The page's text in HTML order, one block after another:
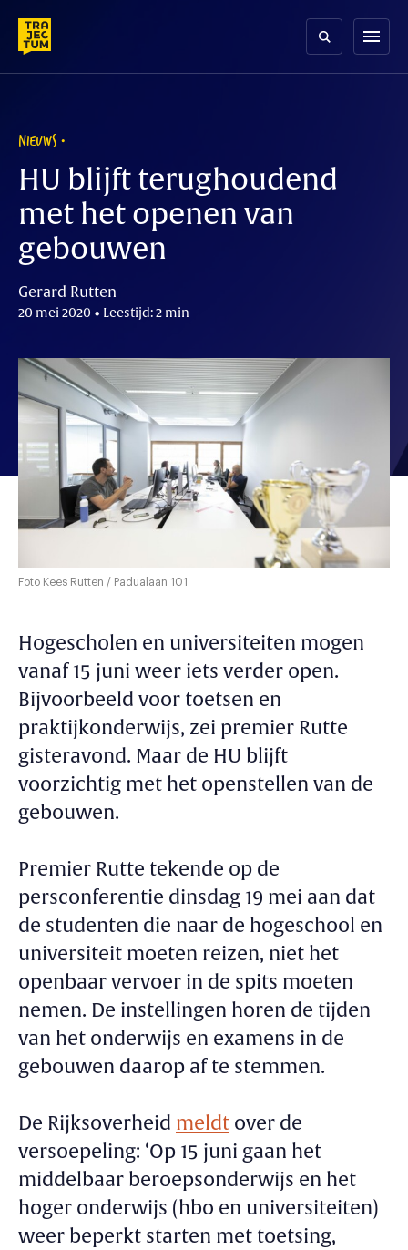
content
menu
NIEUWS
HU blijft terughoudend
met het openen van
gebouwen
Gerard Rutten
20 mei 2020 • Leestijd: 2 min
Foto Kees Rutten / Padualaan 101
Hogescholen en universiteiten mogen
vanaf 15 juni weer iets verder open.
Bijvoorbeeld voor toetsen en
praktijkonderwijs, zei premier Rutte
gisteravond. Maar de HU blijft
voorzichtig met het openstellen van de
gebouwen.
Premier Rutte tekende op de
persconferentie dinsdag 19 mei aan dat
de studenten die naar de hogeschool en
universiteit moeten reizen, niet het
openbaar vervoer in de spits moeten
nemen. De instellingen horen de tijden
van het onderwijs en examens in de
gebouwen daarop af te stemmen.
De Rijksoverheid meldt over de
versoepeling: ‘Op 15 juni gaan het
middelbaar beroepsonderwijs en het
hoger onderwijs (hbo en universiteiten)
weer beperkt starten met toetsing,